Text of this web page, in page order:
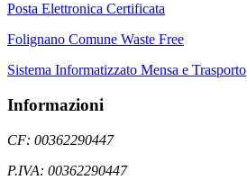
Posta Elettronica Certificata
Folignano Comune Waste Free
Sistema Informatizzato Mensa e Trasporto
Informazioni
CF: 00362290447
P.IVA: 00362290447